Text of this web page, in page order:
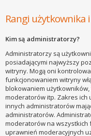
Rangi użytkownika
Kim są administratorzy?
Administratorzy są
posiadającymi najwyższy
witryny. Mogą oni
funkcjonowaniem witryny
blokowaniem
moderatorów itp. Zakres ich
innych administratorów
administratorów.
moderatorów na
uprawnień moderacyjnych